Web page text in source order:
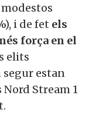
i de fet els
força en el
elits
segur estan
Nord Stream 1